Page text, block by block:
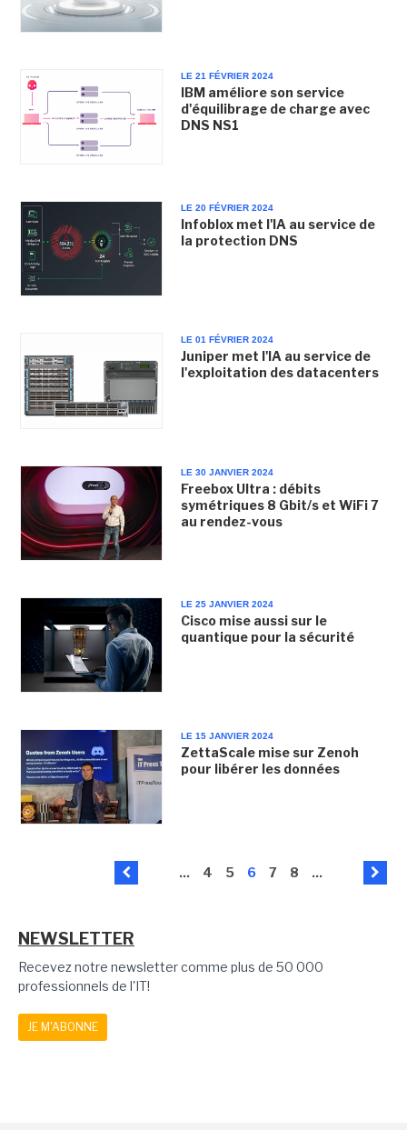
LE 21 FÉVRIER 2024
IBM améliore son service
d'équilibrage de charge avec
DNS NS1
LE 20 FÉVRIER 2024
Infoblox met l'IA au service de
la protection DNS
LE 01 FÉVRIER 2024
Juniper met l'IA au service de
l'exploitation des datacenters
LE 30 JANVIER 2024
Freebox Ultra : débits
symétriques 8 Gbit/s et WiFi 7
au rendez-vous
LE 25 JANVIER 2024
Cisco mise aussi sur le
quantique pour la sécurité
LE 15 JANVIER 2024
ZettaScale mise sur Zenoh
pour libérer les données
... 4 5 6 7 8 ...
NEWSLETTER
Recevez notre newsletter comme plus de 50 000
professionnels de l'IT!
JE M'ABONNE